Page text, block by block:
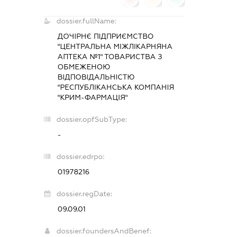
dossier.fullName:
ДОЧІРНЄ ПІДПРИЄМСТВО
"ЦЕНТРАЛЬНА МІЖЛІКАРНЯНА
АПТЕКА №1" ТОВАРИСТВА З
ОБМЕЖЕНОЮ
ВІДПОВІДАЛЬНІСТЮ
"РЕСПУБЛІКАНСЬКА КОМПАНІЯ
"КРИМ-ФАРМАЦІЯ"
dossier.opfSubType:
-
dossier.edrpo:
01978216
dossier.regDate:
09.09.01
dossier.foundersAndBenef: